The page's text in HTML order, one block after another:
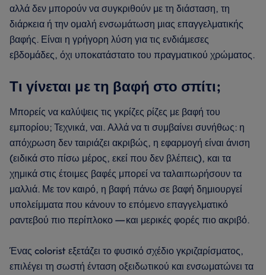
αλλά δεν μπορούν να συγκριθούν με τη διάσταση, τη
διάρκεια ή την ομαλή ενσωμάτωση μιας επαγγελματικής
βαφής. Είναι η γρήγορη λύση για τις ενδιάμεσες
εβδομάδες, όχι υποκατάστατο του πραγματικού χρώματος.
Τι γίνεται με τη βαφή στο σπίτι;
Μπορείς να καλύψεις τις γκρίζες ρίζες με βαφή του
εμπορίου; Τεχνικά, ναι. Αλλά να τι συμβαίνει συνήθως: η
απόχρωση δεν ταιριάζει ακριβώς, η εφαρμογή είναι άνιση
(ειδικά στο πίσω μέρος, εκεί που δεν βλέπεις), και τα
χημικά στις έτοιμες βαφές μπορεί να ταλαιπωρήσουν τα
μαλλιά. Με τον καιρό, η βαφή πάνω σε βαφή δημιουργεί
υπολείμματα που κάνουν το επόμενο επαγγελματικό
ραντεβού πιο περίπλοκο — και μερικές φορές πιο ακριβό.
Ένας colorist εξετάζει το φυσικό σχέδιο γκριζαρίσματος,
επιλέγει τη σωστή ένταση οξειδωτικού και ενσωματώνει τα